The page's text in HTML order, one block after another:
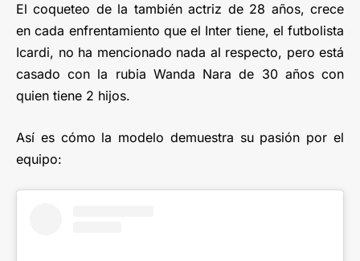
El coqueteo de la también actriz de 28 años, crece
en cada enfrentamiento que el Inter tiene, el futbolista
Icardi, no ha mencionado nada al respecto, pero está
casado con la rubia Wanda Nara de 30 años con
quien tiene 2 hijos.
Así es cómo la modelo demuestra su pasión por el
equipo: